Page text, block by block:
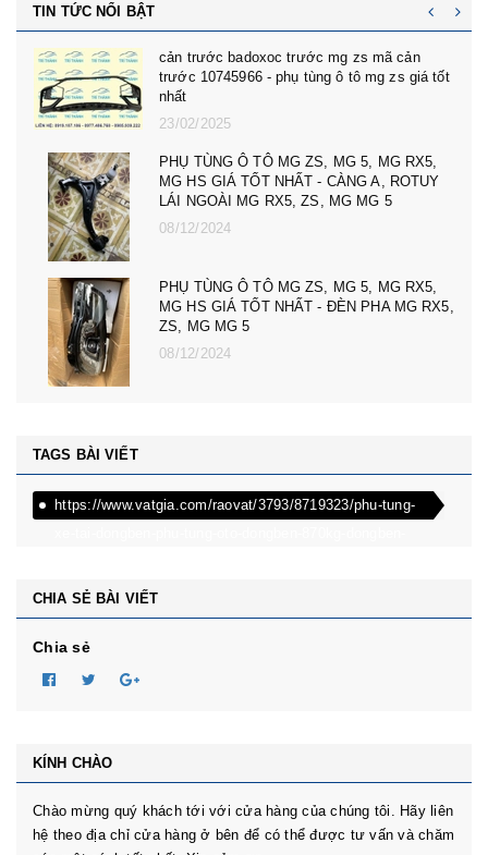
TIN TỨC NỔI BẬT
cản trước badoxoc trước mg zs mã cản
trước 10745966 - phụ tùng ô tô mg zs giá tốt
nhất
23/02/2025
PHỤ TÙNG Ô TÔ MG ZS, MG 5, MG RX5,
MG HS GIÁ TỐT NHẤT - CÀNG A, ROTUY
LÁI NGOÀI MG RX5, ZS, MG MG 5
08/12/2024
PHỤ TÙNG Ô TÔ MG ZS, MG 5, MG RX5,
MG HS GIÁ TỐT NHẤT - ĐÈN PHA MG RX5,
ZS, MG MG 5
08/12/2024
TAGS BÀI VIẾT
https://www.vatgia.com/raovat/3793/8719323/phu-tung-
CHIA SẺ BÀI VIẾT
Chia sẻ
KÍNH CHÀO
Chào mừng quý khách tới với cửa hàng của chúng tôi. Hãy liên
hệ theo địa chỉ cửa hàng ở bên để có thể được tư vấn và chăm